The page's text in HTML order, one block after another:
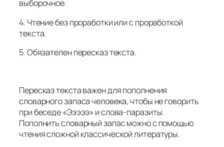
выборочное.
4. Чтение без проработки или с проработкой
текста.
5. Обязателен пересказ текста.
Пересказ текста важен для пополнения
словарного запаса человека, чтобы не говорить
при беседе «Эээээ» и слова-паразиты.
Пополнить словарный запас можно с помощью
чтения сложной классической литературы.